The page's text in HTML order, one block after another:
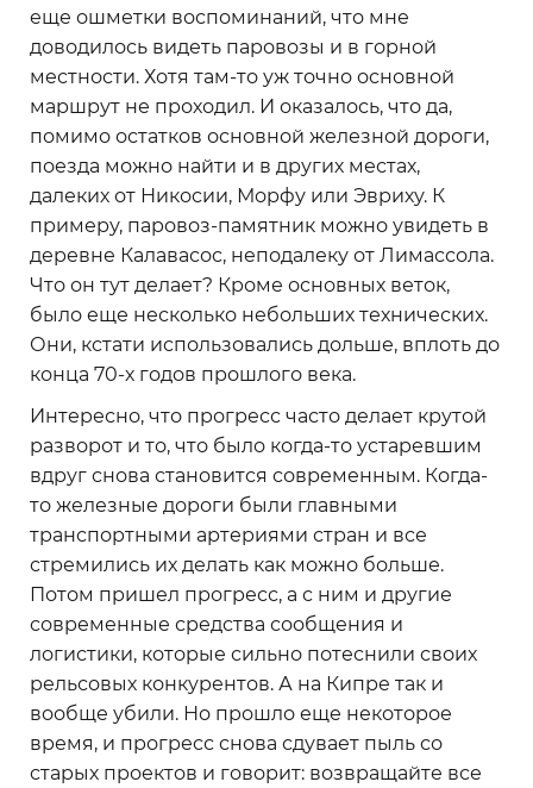
еще ошметки воспоминаний, что мне
доводилось видеть паровозы и в горной
местности. Хотя там-то уж точно основной
маршрут не проходил. И оказалось, что да,
помимо остатков основной железной дороги,
поезда можно найти и в других местах,
далеких от Никосии, Морфу или Эвриху. К
примеру, паровоз-памятник можно увидеть в
деревне Калавасос, неподалеку от Лимассола.
Что он тут делает? Кроме основных веток,
было еще несколько небольших технических.
Они, кстати использовались дольше, вплоть до
конца 70-х годов прошлого века.
Интересно, что прогресс часто делает крутой
разворот и то, что было когда-то устаревшим
вдруг снова становится современным. Когда-
то железные дороги были главными
транспортными артериями стран и все
стремились их делать как можно больше.
Потом пришел прогресс, а с ним и другие
современные средства сообщения и
логистики, которые сильно потеснили своих
рельсовых конкурентов. А на Кипре так и
вообще убили. Но прошло еще некоторое
время, и прогресс снова сдувает пыль со
старых проектов и говорит: возвращайте все